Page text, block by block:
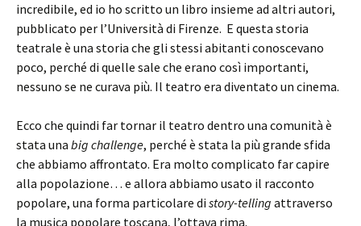
incredibile, ed io ho scritto un libro insieme ad altri autori,
pubblicato per l’Università di Firenze. E questa storia
teatrale è una storia che gli stessi abitanti conoscevano
poco, perché di quelle sale che erano così importanti,
nessuno se ne curava più. Il teatro era diventato un cinema.
Ecco che quindi far tornar il teatro dentro una comunità è
stata una big challenge, perché è stata la più grande sfida
che abbiamo affrontato. Era molto complicato far capire
alla popolazione… e allora abbiamo usato il racconto
popolare, una forma particolare di story-telling attraverso
la musica popolare toscana, l’ottava rima.